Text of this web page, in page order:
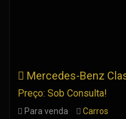
Mercedes-Benz
Preço: Sob Consulta!
Para venda
Carros